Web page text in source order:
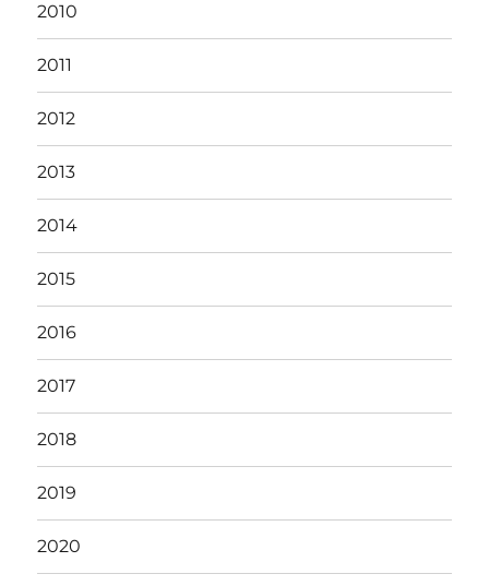
2010
2011
2012
2013
2014
2015
2016
2017
2018
2019
2020